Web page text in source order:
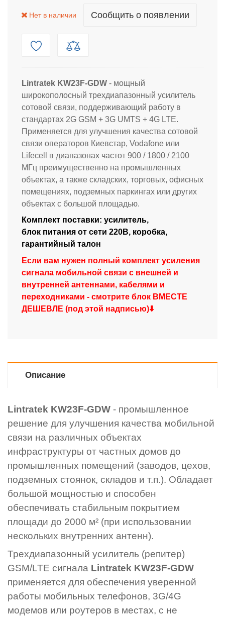
Нет в наличии Сообщить о появлении
Lintratek KW23F-GDW - мощный
широкополосный трехдиапазонный усилитель
сотовой связи, поддерживающий работу в
стандартах 2G GSM + 3G UMTS + 4G LTE.
Применяется для улучшения качества сотовой
связи операторов Киевстар, Vodafone или
Lifecell в диапазонах частот 900 / 1800 / 2100
МГц преимущественно на промышленных
объектах, а также складских, торговых, офисных
помещениях, подземных паркингах или других
объектах с большой площадью.
Комплект поставки: усилитель,
блок питания от сети 220В, коробка,
гарантийный талон
Если вам нужен полный комплект усиления
сигнала мобильной связи с внешней и
внутренней антеннами, кабелями и
переходниками - смотрите блок ВМЕСТЕ
ДЕШЕВЛЕ (под этой надписью)⬇️
Описание
Lintratek KW23F-GDW - промышленное
решение для улучшения качества мобильной
связи на различных объектах
инфраструктуры от частных домов до
промышленных помещений (заводов, цехов,
подземных стоянок, складов и т.п.). Обладает
большой мощностью и способен
обеспечивать стабильным покрытием
площади до 2000 м² (при использовании
нескольких внутренних антенн).
Трехдиапазонный усилитель (репитер)
GSM/LTE сигнала Lintratek KW23F-GDW
применяется для обеспечения уверенной
работы мобильных телефонов, 3G/4G
модемов или роутеров в местах, с не